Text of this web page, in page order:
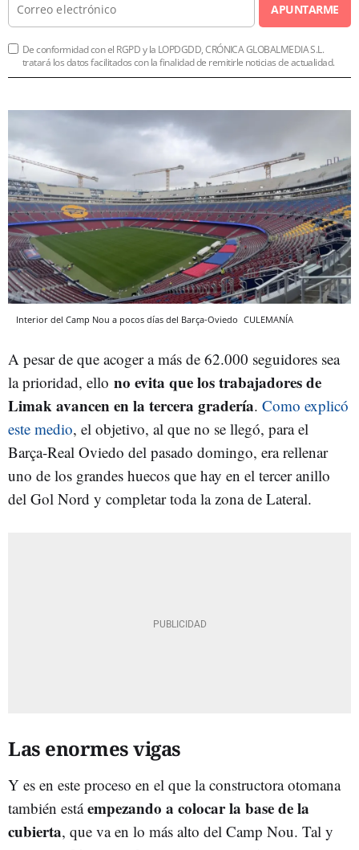
APUNTARME
De conformidad con el RGPD y la LOPDGDD, CRÓNICA GLOBALMEDIA S.L.
tratará los datos facilitados con la finalidad de remitirle noticias de actualidad.
Interior del Camp Nou a pocos días del Barça-Oviedo CULEMANÍA
A pesar de que acoger a más de 62.000 seguidores sea
la prioridad, ello no evita que los trabajadores de
Limak avancen en la tercera gradería. Como explicó
este medio, el objetivo, al que no se llegó, para el
Barça-Real Oviedo del pasado domingo, era rellenar
uno de los grandes huecos que hay en el tercer anillo
del Gol Nord y completar toda la zona de Lateral.
Las enormes vigas
Y es en este proceso en el que la constructora otomana
también estáempezando a colocar la base de la
cubierta, que va en lo más alto del Camp Nou. Tal y